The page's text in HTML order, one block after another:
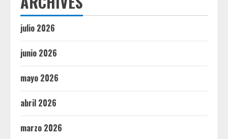
julio 2026
junio 2026
mayo 2026
abril 2026
marzo 2026